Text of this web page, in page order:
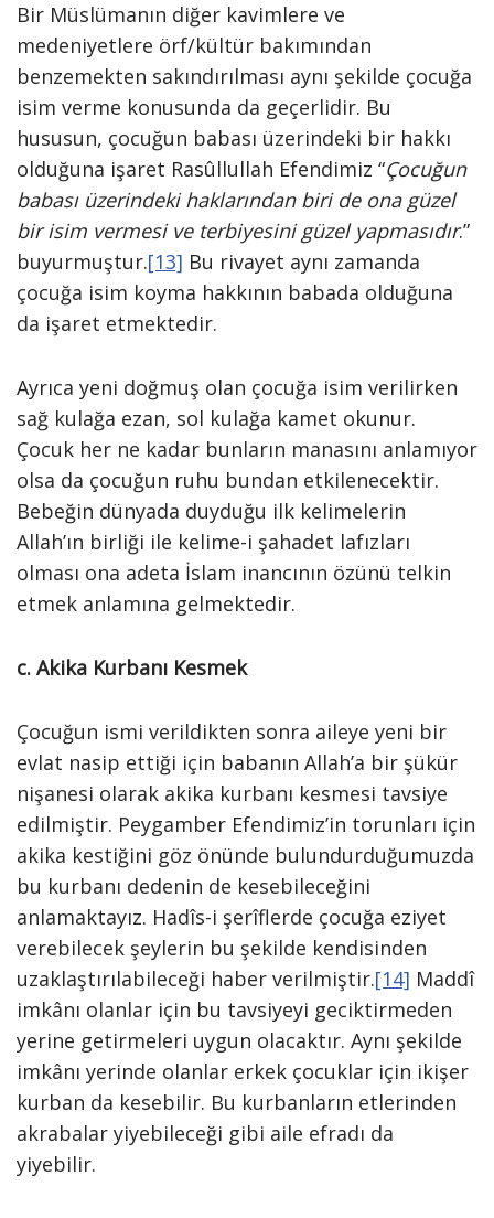
Bir Müslümanın diğer kavimlere ve
medeniyetlere örf/kültür bakımından
benzemekten sakındırılması aynı şekilde çocuğa
isim verme konusunda da geçerlidir. Bu
hususun, çocuğun babası üzerindeki bir hakkı
olduğuna işaret Rasûllullah Efendimiz “Çocuğun
babası üzerindeki haklarından biri de ona güzel
bir isim vermesi ve terbiyesini güzel yapmasıdır.”
buyurmuştur.[13] Bu rivayet aynı zamanda
çocuğa isim koyma hakkının babada olduğuna
da işaret etmektedir.
Ayrıca yeni doğmuş olan çocuğa isim verilirken
sağ kulağa ezan, sol kulağa kamet okunur.
Çocuk her ne kadar bunların manasını anlamıyor
olsa da çocuğun ruhu bundan etkilenecektir.
Bebeğin dünyada duyduğu ilk kelimelerin
Allah’ın birliği ile kelime-i şahadet lafızları
olması ona adeta İslam inancının özünü telkin
etmek anlamına gelmektedir.
c. Akika Kurbanı Kesmek
Çocuğun ismi verildikten sonra aileye yeni bir
evlat nasip ettiği için babanın Allah’a bir şükür
nişanesi olarak akika kurbanı kesmesi tavsiye
edilmiştir. Peygamber Efendimiz’in torunları için
akika kestiğini göz önünde bulundurduğumuzda
bu kurbanı dedenin de kesebileceğini
anlamaktayız. Hadîs-i şerîflerde çocuğa eziyet
verebilecek şeylerin bu şekilde kendisinden
uzaklaştırılabileceği haber verilmiştir.[14] Maddî
imkânı olanlar için bu tavsiyeyi geciktirmeden
yerine getirmeleri uygun olacaktır. Aynı şekilde
imkânı yerinde olanlar erkek çocuklar için ikişer
kurban da kesebilir. Bu kurbanların etlerinden
akrabalar yiyebileceği gibi aile efradı da
yiyebilir.